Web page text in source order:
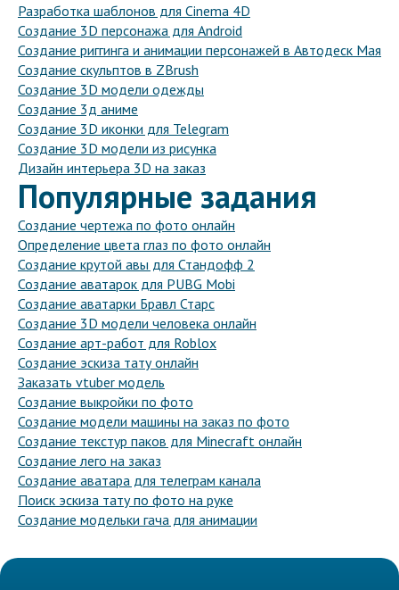
Разработка шаблонов для Cinema 4D
Создание 3D персонажа для Android
Создание риггинга и анимации персонажей в Автодеск Мая
Создание скульптов в ZBrush
Создание 3D модели одежды
Создание 3д аниме
Создание 3D иконки для Telegram
Создание 3D модели из рисунка
Дизайн интерьера 3D на заказ
Популярные задания
Создание чертежа по фото онлайн
Определение цвета глаз по фото онлайн
Создание крутой авы для Стандофф 2
Создание аватарок для PUBG Mobi
Создание аватарки Бравл Старс
Создание 3D модели человека онлайн
Создание арт-работ для Roblox
Создание эскиза тату онлайн
Заказать vtuber модель
Создание выкройки по фото
Создание модели машины на заказ по фото
Создание текстур паков для Minecraft онлайн
Создание лего на заказ
Создание аватара для телеграм канала
Поиск эскиза тату по фото на руке
Создание модельки гача для анимации